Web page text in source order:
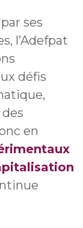
ses
l’Adefpat
défis
en